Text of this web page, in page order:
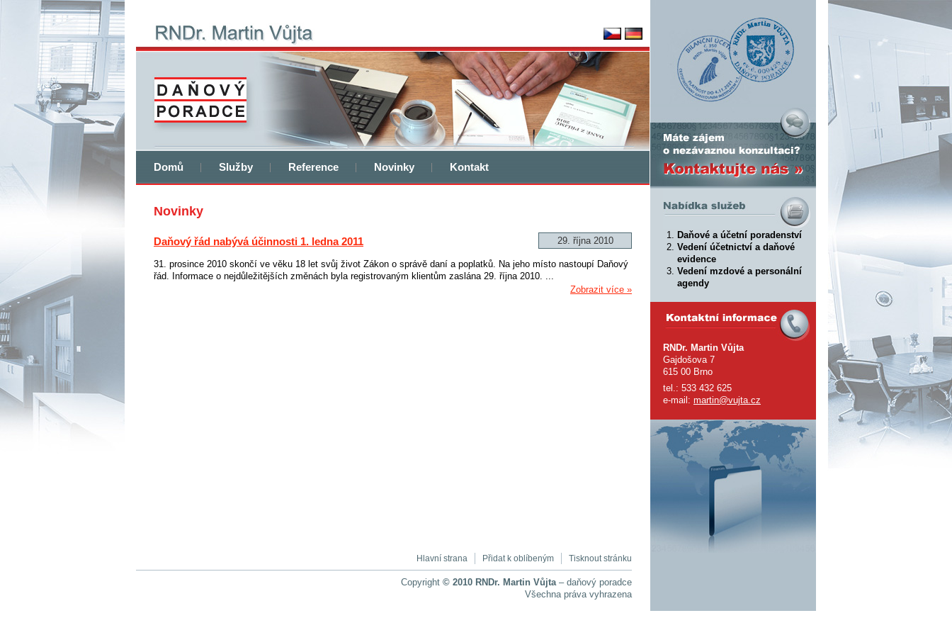
RNDr. Martin Vůjta
daňový poradce
ČeskyDeutsch
Domů Služby Reference Novinky Kontakt
Novinky
Daňový řád nabývá účinnosti 1. ledna 2011 29. října 2010
31. prosince 2010 skončí ve věku 18 let svůj život Zákon o správě daní a poplatků. Na jeho místo nastoupí Daňový
řád. Informace o nejdůležitějších změnách byla registrovaným klientům zaslána 29. října 2010. ...
Zobrazit více »
Máte zájem o nezávaznou konzultaci?
Kontaktujte nás »
Daňové a účetní poradenství
Vedení účetnictví a daňové
evidence
Vedení mzdové a personální
agendy
RNDr. Martin Vůjta
Gajdošova 7
615 00 Brno
tel.: 533 432 625
e-mail: martin@vujta.cz
Tisknout stránku
Přidat k oblíbeným
Hlavní strana
Copyright © 2010 RNDr. Martin Vůjta – daňový poradce
Všechna práva vyhrazena